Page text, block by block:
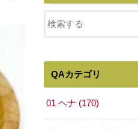
QAカテゴリ
01 ヘナ (170)